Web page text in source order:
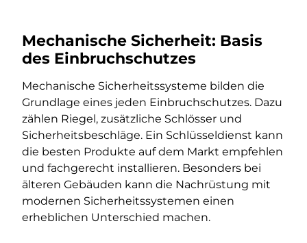
Mechanische Sicherheit: Basis
des Einbruchschutzes
Mechanische Sicherheitssysteme bilden die
Grundlage eines jeden Einbruchschutzes. Dazu
zählen Riegel, zusätzliche Schlösser und
Sicherheitsbeschläge. Ein Schlüsseldienst kann
die besten Produkte auf dem Markt empfehlen
und fachgerecht installieren. Besonders bei
älteren Gebäuden kann die Nachrüstung mit
modernen Sicherheitssystemen einen
erheblichen Unterschied machen.